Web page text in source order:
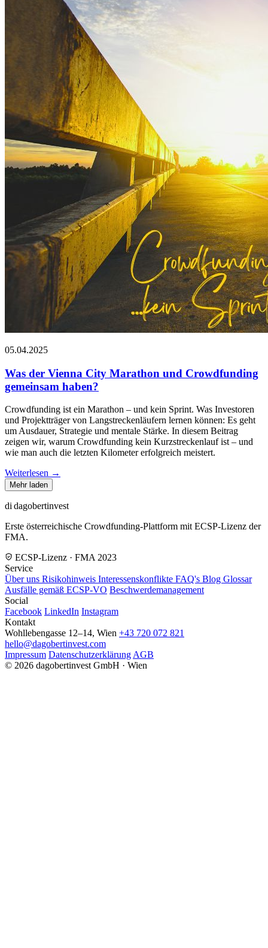
05.04.2025
Was der Vienna City Marathon und Crowdfunding
gemeinsam haben?
Crowdfunding ist ein Marathon – und kein Sprint. Was Investoren
und Projektträger von Langstreckenläufern lernen können: Es geht
um Ausdauer, Strategie und mentale Stärke. In diesem Beitrag
zeigen wir, warum Crowdfunding kein Kurzstreckenlauf ist – und
wie man auch die letzten Kilometer erfolgreich meistert.
Weiterlesen →
Mehr laden
di dagobertinvest
Erste österreichische Crowdfunding-Plattform mit ECSP-Lizenz der
FMA.
ECSP-Lizenz · FMA 2023
Service
Über uns Risikohinweis Interessenskonflikte FAQ's Blog Glossar
Ausfälle gemäß ECSP-VO Beschwerdemanagement
Social
Facebook LinkedIn Instagram
Kontakt
Wohllebengasse 12–14, Wien +43 720 072 821
hello@dagobertinvest.com
Impressum Datenschutzerklärung AGB
© 2026 dagobertinvest GmbH · Wien